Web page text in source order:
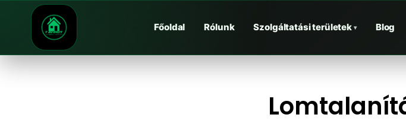
Főoldal Rólunk Szolgáltatási területek ▾ Blog